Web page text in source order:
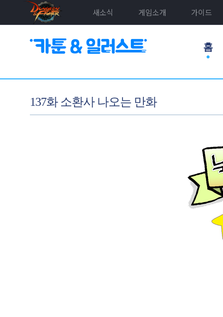
새소식 게임소개 가이드
홈
137화 소환사 나오는 만화